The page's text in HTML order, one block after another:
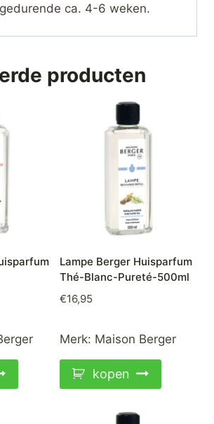
ca. 4-6 weken.
producten
Lampe Berger Huisparfum
Thé-Blanc-Pureté-500ml
€16,95
Merk: Maison Berger
kopen